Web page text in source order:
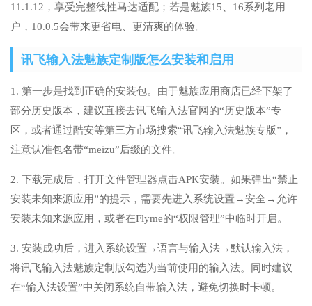
11.1.12，享受完整线性马达适配；若是魅族15、16系列老用
户，10.0.5会带来更省电、更清爽的体验。
讯飞输入法魅族定制版怎么安装和启用
1. 第一步是找到正确的安装包。由于魅族应用商店已经下架了
部分历史版本，建议直接去讯飞输入法官网的“历史版本”专
区，或者通过酷安等第三方市场搜索“讯飞输入法魅族专版”，
注意认准包名带“meizu”后缀的文件。
2. 下载完成后，打开文件管理器点击APK安装。如果弹出“禁止
安装未知来源应用”的提示，需要先进入系统设置→安全→允许
安装未知来源应用，或者在Flyme的“权限管理”中临时开启。
3. 安装成功后，进入系统设置→语言与输入法→默认输入法，
将讯飞输入法魅族定制版勾选为当前使用的输入法。同时建议
在“输入法设置”中关闭系统自带输入法，避免切换时卡顿。